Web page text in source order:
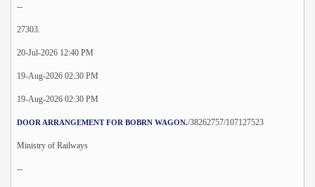
--
27303.
20-Jul-2026 12:40 PM
19-Aug-2026 02:30 PM
19-Aug-2026 02:30 PM
DOOR ARRANGEMENT FOR BOBRN WAGON./38262757/107127523
Ministry of Railways
--